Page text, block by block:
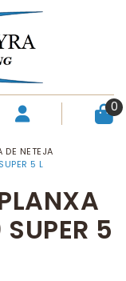
0
NETEJA
5 L
5